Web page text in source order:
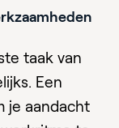
taak van
Een
je aandacht